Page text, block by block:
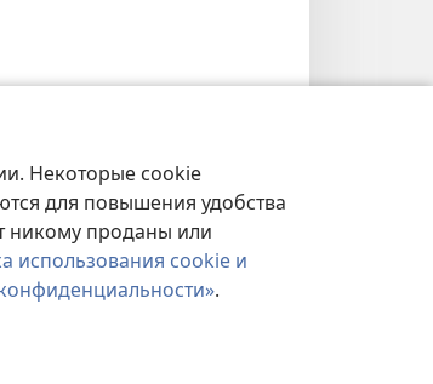
Некоторые cookie
для повышения удобства
никому проданы или
использования cookie и
.